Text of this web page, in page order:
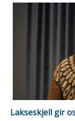
Lakseskjell gir